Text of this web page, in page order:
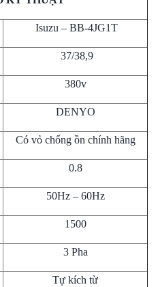
Isuzu – BB-4JG1T
37/38,9
380v
DENYO
Có vỏ chống ồn chính hãng
0.8
50Hz – 60Hz
1500
3 Pha
Tự kích từ